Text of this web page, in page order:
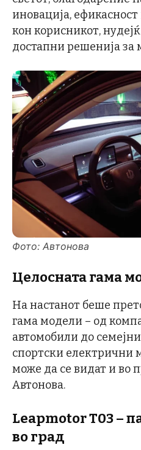
иновација,
кон корисникот,
достапни решенија
Фото: Автонова
Целосната гама
На настанот беше
гама модели – од
автомобили до
спортски електрични
може да се видат и во
Автонова.
Leapmotor T03 –
во град